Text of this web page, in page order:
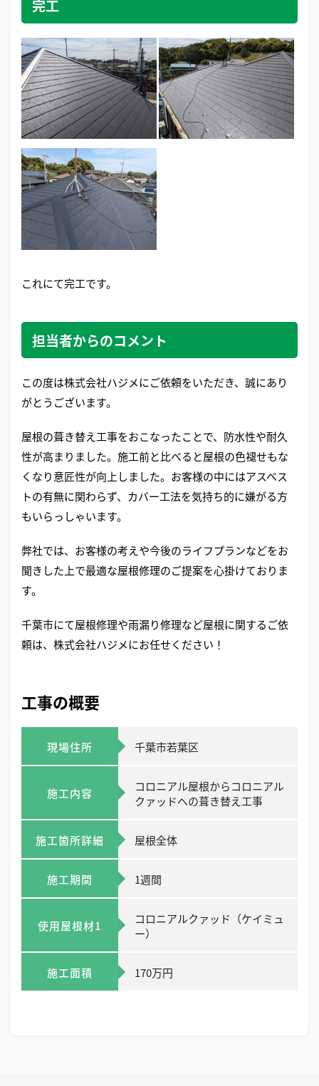
完工
これにて完工です。
担当者からのコメント
この度は株式会社ハジメにご依頼をいただき、誠にあり
がとうございます。
屋根の葺き替え工事をおこなったことで、防水性や耐久
性が高まりました。施工前と比べると屋根の色褪せもな
くなり意匠性が向上しました。お客様の中にはアスベス
トの有無に関わらず、カバー工法を気持ち的に嫌がる方
もいらっしゃいます。
弊社では、お客様の考えや今後のライフプランなどをお
聞きした上で最適な屋根修理のご提案を心掛けておりま
す。
千葉市にて屋根修理や雨漏り修理など屋根に関するご依
頼は、株式会社ハジメにお任せください！
工事の概要
現場住所 千葉市若葉区
施工内容
コロニアル屋根からコロニアル
クァッドへの葺き替え工事
施工箇所詳細 屋根全体
施工期間 1週間
使用屋根材1
コロニアルクァッド（ケイミュ
ー）
施工面積 170万円